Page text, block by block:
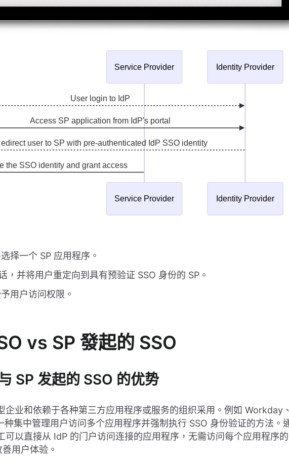
择一个 SP 应用程序。
，并将用户重定向到具有预验证 SSO 身份的 SP。
用户访问权限。
vs SP 發起的 SSO
SP 发起的 SSO 的优势
企业和依赖于各种第三方应用程序或服务的组织采用。例如 Workday、
集中管理用户访问多个应用程序并强制执行 SSO 身份验证的方法。
可以直接从 IdP 的门户访问连接的应用程序，无需访问每个应用程序的
用户体验。